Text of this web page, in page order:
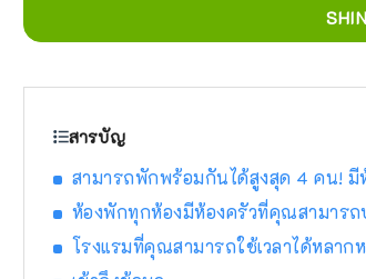
สารบัญ
สามารถพักพร้อมกันได้สูงสุด 4 คน! มี
ห้องพักทุกห้องมีห้องครัวที่คุณสามารถ
โรงแรมที่คุณสามารถใช้เวลาได้หลาก